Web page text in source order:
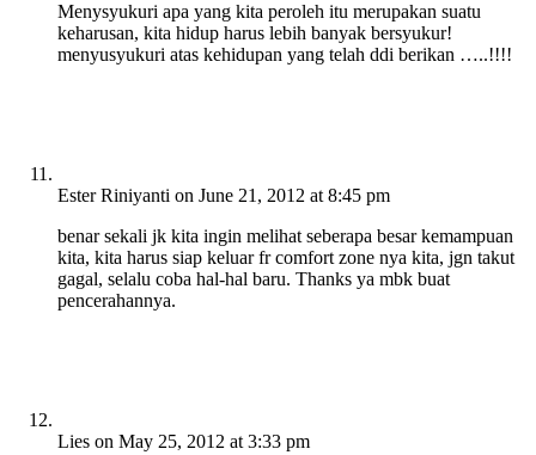
Menysyukuri apa yang kita peroleh itu merupakan suatu
keharusan, kita hidup harus lebih banyak bersyukur!
menyusyukuri atas kehidupan yang telah ddi berikan …..!!!!
Ester Riniyanti on June 21, 2012 at 8:45 pm
benar sekali jk kita ingin melihat seberapa besar kemampuan
kita, kita harus siap keluar fr comfort zone nya kita, jgn takut
gagal, selalu coba hal-hal baru. Thanks ya mbk buat
pencerahannya.
Lies on May 25, 2012 at 3:33 pm